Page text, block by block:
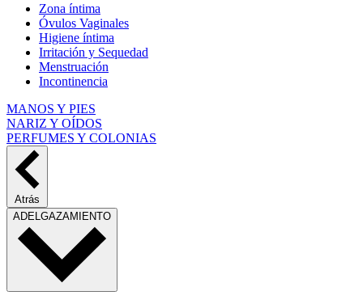
Zona íntima
Óvulos Vaginales
Higiene íntima
Irritación y Sequedad
Menstruación
Incontinencia
MANOS Y PIES
NARIZ Y OÍDOS
PERFUMES Y COLONIAS
Atrás
ADELGAZAMIENTO